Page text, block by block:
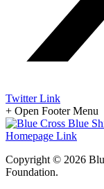
Twitter Link
+ Open Footer Menu
Homepage Link
Copyright © 2026
Foundation.